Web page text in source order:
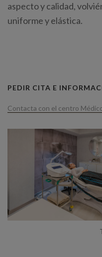
aspecto y calidad,
uniforme y elástica.
PEDIR CITA E
Contacta con el centro